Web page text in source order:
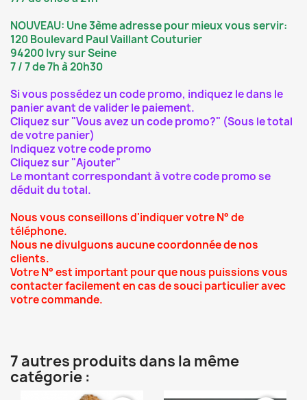
NOUVEAU: Une 3ème adresse pour mieux vous servir:
120 Boulevard Paul Vaillant Couturier
94200 Ivry sur Seine
7 / 7 de 7h à 20h30
Si vous possédez un code promo, indiquez le dans le
panier avant de valider le paiement.
Cliquez sur "Vous avez un code promo?" (Sous le total
de votre panier)
Indiquez votre code promo
Cliquez sur "Ajouter"
Le montant correspondant à votre code promo se
déduit du total.
Nous vous conseillons d'indiquer votre N° de
téléphone.
Nous ne divulguons aucune coordonnée de nos
clients.
Votre N° est important pour que nous puissions vous
contacter facilement en cas de souci particulier avec
votre commande.
7 autres produits dans la même
catégorie :